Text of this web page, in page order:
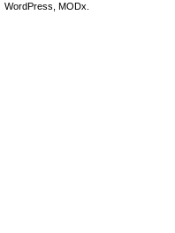
WordPress, MODx.